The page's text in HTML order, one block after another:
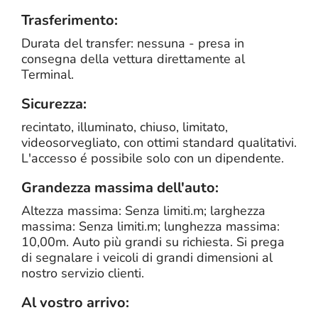
Trasferimento:
Durata del transfer: nessuna - presa in
consegna della vettura direttamente al
Terminal.
Sicurezza:
recintato, illuminato, chiuso, limitato,
videosorvegliato, con ottimi standard qualitativi.
L'accesso é possibile solo con un dipendente.
Grandezza massima dell'auto:
Altezza massima: Senza limiti.m; larghezza
massima: Senza limiti.m; lunghezza massima:
10,00m. Auto più grandi su richiesta. Si prega
di segnalare i veicoli di grandi dimensioni al
nostro servizio clienti.
Al vostro arrivo: